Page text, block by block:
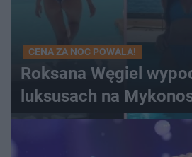
CENA ZA NOC POWALA!
Roksana Węgiel
luksusach na